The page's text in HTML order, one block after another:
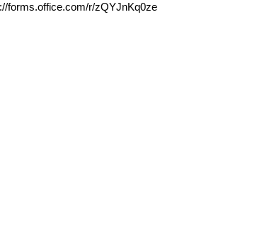
forms.office.com/r/zQYJnKq0ze